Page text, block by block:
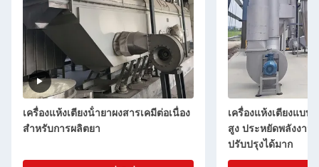
เครื่องแห้งเตียงน้ํายาผงสารเคมีต่อเนื่อง
สําหรับการผลิตยา
เครื่องแห้งเตียงแบบ
สูง ประหยัดพลังงาน
ปรับปรุงได้มาก